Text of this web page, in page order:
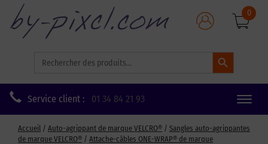
for:
Search Button
0
Service client : 01 34 84 21 93
Toggle
Accueil / Auto-agrippant de marque VELCRO® / Sangles auto-agrippantes
de marque VELCRO® / Attache-câbles ONE-WRAP® de marque